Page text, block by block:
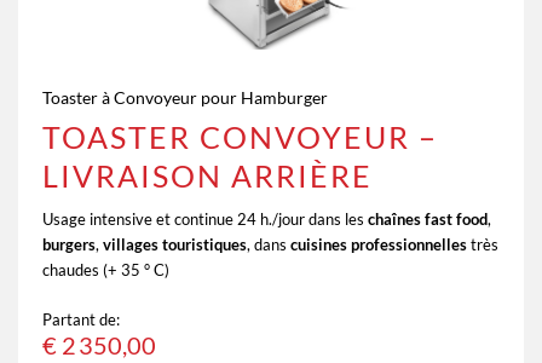
Toaster à Convoyeur pour Hamburger
TOASTER CONVOYEUR –
LIVRAISON ARRIÈRE
Usage intensive et continue 24 h./jour dans les chaînes fast food,
burgers, villages touristiques, dans cuisines professionnellestrès
chaudes (+ 35 ° C)
Partant de:
€ 2 350,00